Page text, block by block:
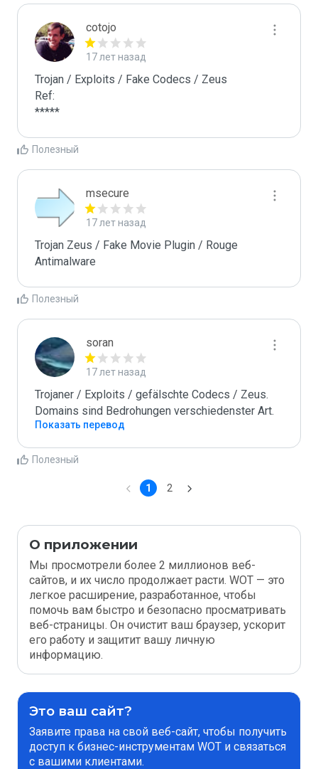
cotojo
17 лет назад
Trojan / Exploits / Fake Codecs / Zeus
Ref:
*****
Полезный
msecure
17 лет назад
Trojan Zeus / Fake Movie Plugin / Rouge
Antimalware
Полезный
soran
17 лет назад
Trojaner / Exploits / gefälschte Codecs / Zeus.
Domains sind Bedrohungen verschiedenster Art.
Показать перевод
Полезный
1 2
О приложении
Мы просмотрели более 2 миллионов веб-
сайтов, и их число продолжает расти. WOT — это
легкое расширение, разработанное, чтобы
помочь вам быстро и безопасно просматривать
веб-страницы. Он очистит ваш браузер, ускорит
его работу и защитит вашу личную
информацию.
Это ваш сайт?
Заявите права на свой веб-сайт, чтобы получить
доступ к бизнес-инструментам WOT и связаться
с вашими клиентами.